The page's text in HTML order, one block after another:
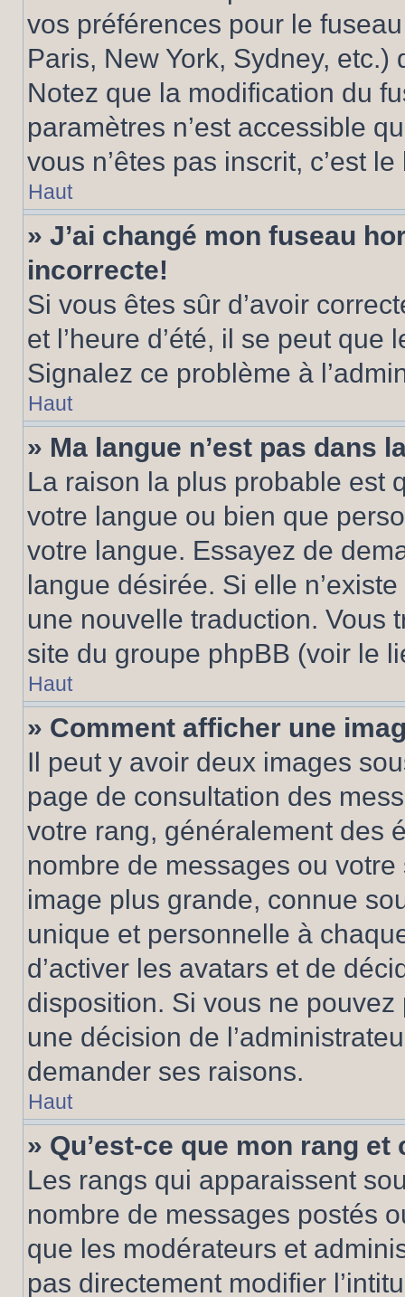
vos préférences pour le
Paris, New York, Sydney, etc.)
Notez que la modification du
paramètres n’est accessible
vous n’êtes pas inscrit, c’est
Haut
» J’ai changé mon fuseau
incorrecte!
Si vous êtes sûr d’avoir
et l’heure d’été, il se peut que
Signalez ce problème à
Haut
» Ma langue n’est pas dans
La raison la plus probable est
votre langue ou bien que
votre langue. Essayez de
langue désirée. Si elle
une nouvelle traduction. Vous
site du groupe phpBB (voir le
Haut
» Comment afficher une
Il peut y avoir deux images
page de consultation des
votre rang, généralement des
nombre de messages ou
image plus grande, connue
unique et personnelle à
d’activer les avatars et de
disposition. Si vous ne pouvez
une décision de
demander ses raisons.
Haut
» Qu’est-ce que mon rang
Les rangs qui apparaissent
nombre de messages postés
que les modérateurs et
pas directement modifier